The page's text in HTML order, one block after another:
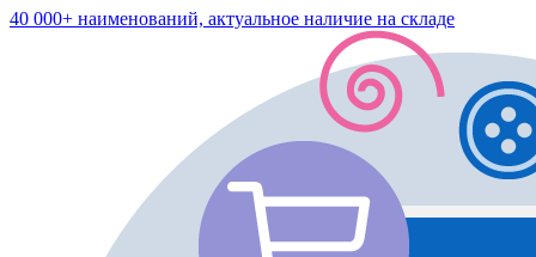
40 000+ наименований, актуальное наличие на складе